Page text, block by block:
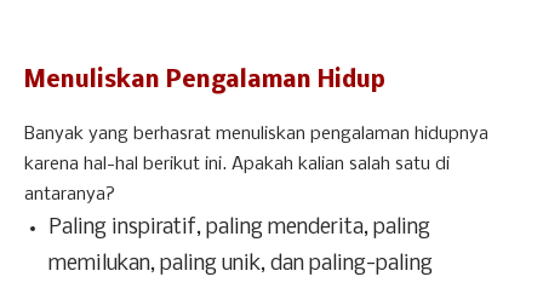
Menuliskan Pengalaman Hidup
Banyak yang berhasrat menuliskan pengalaman hidupnya
karena hal-hal berikut ini. Apakah kalian salah satu di
antaranya?
Paling inspiratif, paling menderita, paling
memilukan, paling unik, dan paling-paling